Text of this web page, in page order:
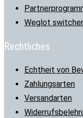
Weglot switcher
Rechtliches
Echtheit von
Zahlungsarten
Versandarten